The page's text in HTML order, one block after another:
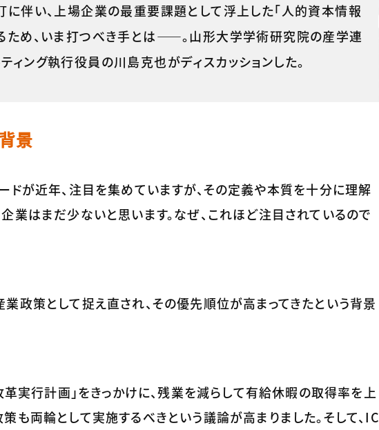
に伴い、上場企業の最重要課題として浮上した「人的資本情報
ため、いま打つべき手とは――。山形大学学術研究院の産学連
ィング執行役員の川島克也がディスカッションした。
景
が近年、注目を集めていますが、その定義や本質を十分に理解
業はまだ少ないと思います。なぜ、これほど注目されているので
政策として捉え直され、その優先順位が高まってきたという背景
実行計画」をきっかけに、残業を減らして有給休暇の取得率を上
も両輪として実施するべきという議論が高まりました。そして、IC